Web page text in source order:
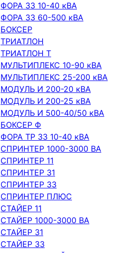
ФОРА 33 10-40 кВА
ФОРА 33 60-500 кВА
БОКСЕР
ТРИАТЛОН
ТРИАТЛОН Т
МУЛЬТИПЛЕКС 10-90 кВА
МУЛЬТИПЛЕКС 25-200 кВА
МОДУЛЬ И 200-20 кВА
МОДУЛЬ И 200-25 кВА
МОДУЛЬ И 500-40/50 кВА
БОКСЕР Ф
ФОРА ТР 33 10-40 кВА
СПРИНТЕР 1000-3000 ВА
СПРИНТЕР 11
СПРИНТЕР 31
СПРИНТЕР 33
СПРИНТЕР ПЛЮС
СТАЙЕР 11
СТАЙЕР 1000-3000 ВА
СТАЙЕР 31
СТАЙЕР 33